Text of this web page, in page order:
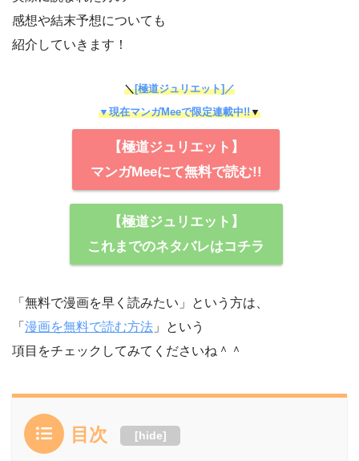
感想や結末予想についても
紹介していきます！
＼[極道ジュリエット]／
▼現在マンガMeeで限定連載中!!▼
【極道ジュリエット】
マンガMeeにて無料で読む!!
【極道ジュリエット】
これまでのネタバレはコチラ
「無料で漫画を早く読みたい」という方は、
「 漫画を無料で読む方法 」という
項目をチェックしてみてくださいね＾＾
目次 [hide]